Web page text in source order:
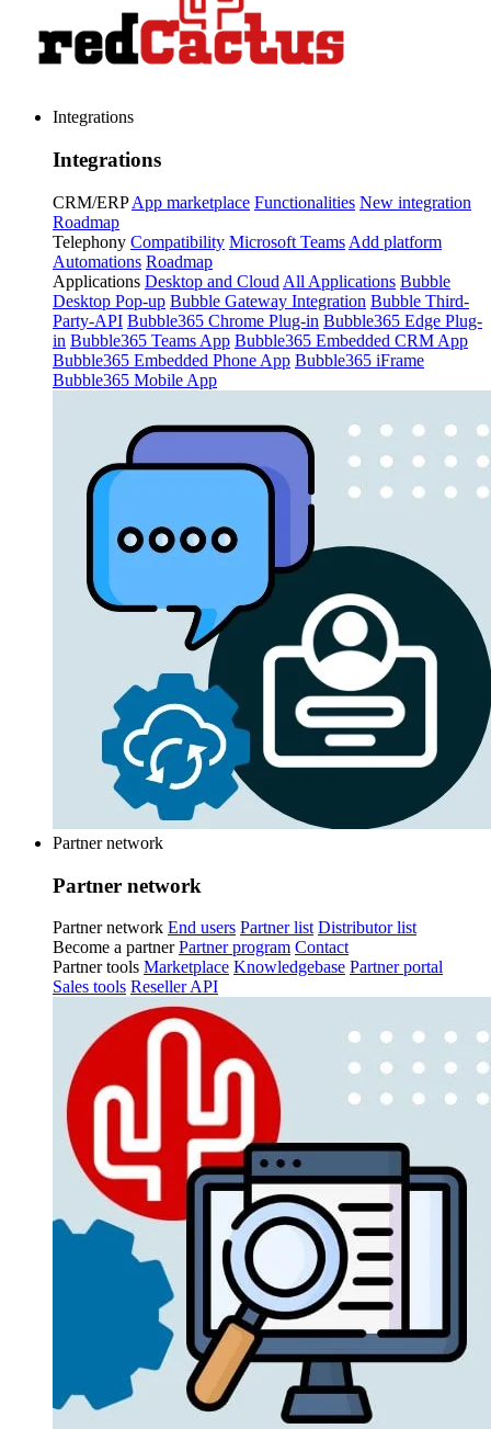
Integrations
Integrations
CRM/ERP App marketplace Functionalities New integration
Roadmap
Telephony Compatibility Microsoft Teams Add platform
Automations Roadmap
Applications Desktop and Cloud All Applications Bubble
Desktop Pop-up Bubble Gateway Integration Bubble Third-
Party-API Bubble365 Chrome Plug-in Bubble365 Edge Plug-
in Bubble365 Teams App Bubble365 Embedded CRM App
Bubble365 Embedded Phone App Bubble365 iFrame
Bubble365 Mobile App
Partner network
Partner network
Partner network End users Partner list Distributor list
Become a partner Partner program Contact
Partner tools Marketplace Knowledgebase Partner portal
Sales tools Reseller API